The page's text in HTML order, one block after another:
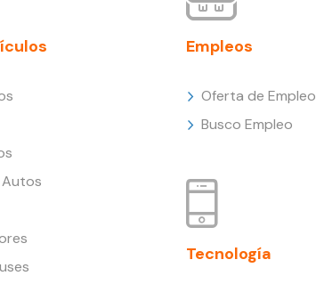
Empleos
Oferta de Empleo
Busco Empleo
Tecnología